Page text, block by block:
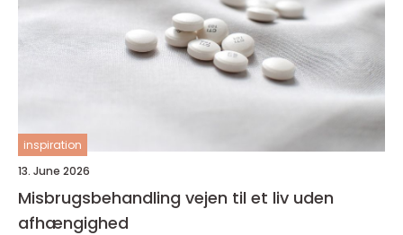
inspiration
13. June 2026
Misbrugsbehandling vejen til et liv uden
afhængighed